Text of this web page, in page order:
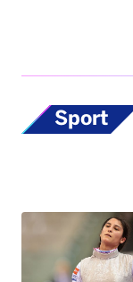
Sport